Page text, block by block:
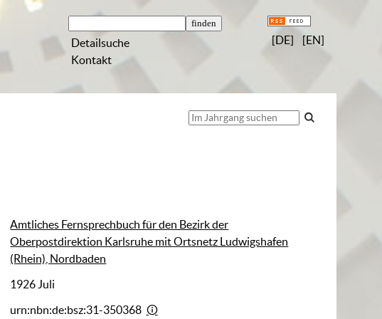
Detailsuche
Kontakt
[DE] [EN]
Amtliches Fernsprechbuch für den Bezirk der
Oberpostdirektion Karlsruhe mit Ortsnetz Ludwigshafen
(Rhein), Nordbaden
1926 Juli
urn:nbn:de:bsz:31-350368